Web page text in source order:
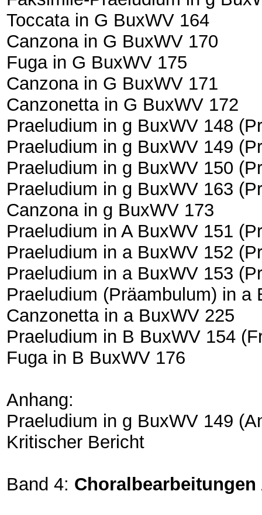
Toccata in G BuxWV 164
Canzona in G BuxWV 170
Fuga in G BuxWV 175
Canzona in G BuxWV 171
Canzonetta in G BuxWV 172
Praeludium in g BuxWV 148
Praeludium in g BuxWV 149
Praeludium in g BuxWV 150
Praeludium in g BuxWV 163
Canzona in g BuxWV 173
Praeludium in A BuxWV 151
Praeludium in a BuxWV 152
Praeludium in a BuxWV 153
Praeludium (Präambulum) in
Canzonetta in a BuxWV 225
Praeludium in B BuxWV 154
Fuga in B BuxWV 176
Anhang:
Praeludium in g BuxWV 149
Kritischer Bericht
Band 4: Choralbearbeitungen